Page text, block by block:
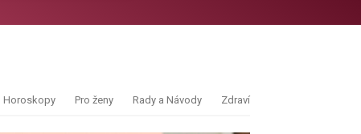
Horoskopy Pro ženy Rady a Návody Zdraví